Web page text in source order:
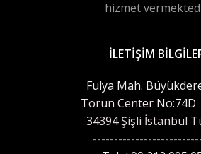
hizmet
İLETİŞİM
Fulya Mah.
Torun Center No:74D
34394 Şişli İstanbul